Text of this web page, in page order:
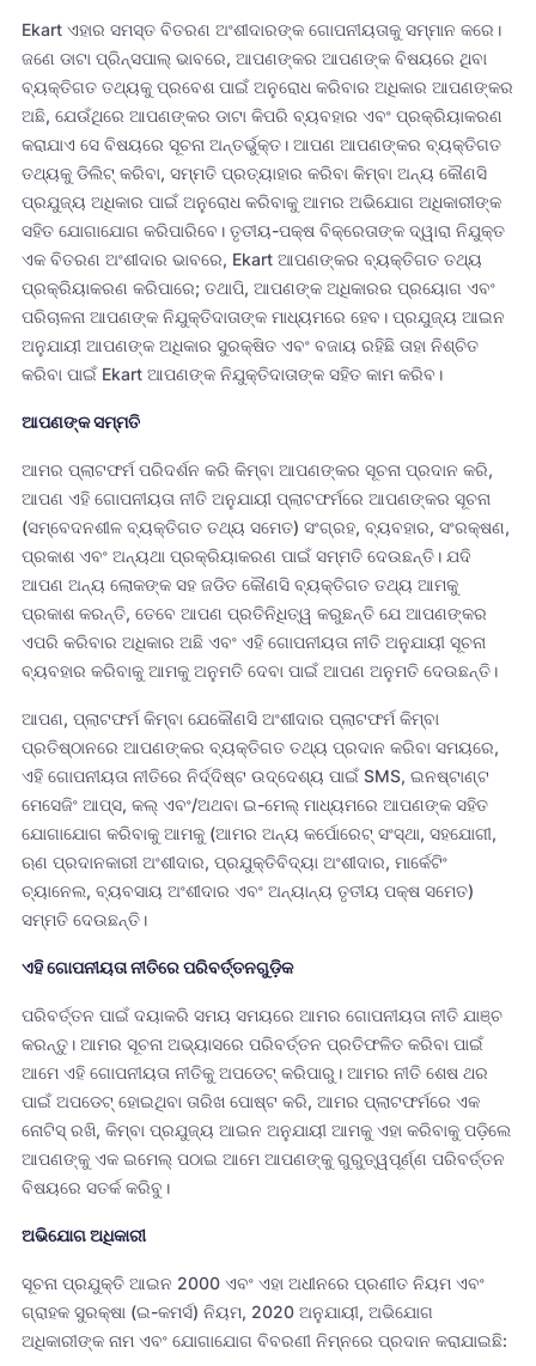
Ekart ଏହାର ସମସ୍ତ ବିତରଣ ଅଂଶୀଦାରଙ୍କ ଗୋପନୀୟତାକୁ ସମ୍ମାନ କରେ।
ଜଣେ ଡାଟା ପ୍ରିନ୍ସପାଲ୍ ଭାବରେ, ଆପଣଙ୍କର ଆପଣଙ୍କ ବିଷୟରେ ଥିବା
ବ୍ୟକ୍ତିଗତ ତଥ୍ୟକୁ ପ୍ରବେଶ ପାଇଁ ଅନୁରୋଧ କରିବାର ଅଧିକାର ଆପଣଙ୍କର
ଅଛି, ଯେଉଁଥିରେ ଆପଣଙ୍କର ଡାଟା କିପରି ବ୍ୟବହାର ଏବଂ ପ୍ରକ୍ରିୟାକରଣ
କରାଯାଏ ସେ ବିଷୟରେ ସୂଚନା ଅନ୍ତର୍ଭୁକ୍ତ। ଆପଣ ଆପଣଙ୍କର ବ୍ୟକ୍ତିଗତ
ତଥ୍ୟକୁ ଡିଲିଟ୍ କରିବା, ସମ୍ମତି ପ୍ରତ୍ୟାହାର କରିବା କିମ୍ବା ଅନ୍ୟ କୌଣସି
ପ୍ରଯୁଜ୍ୟ ଅଧିକାର ପାଇଁ ଅନୁରୋଧ କରିବାକୁ ଆମର ଅଭିଯୋଗ ଅଧିକାରୀଙ୍କ
ସହିତ ଯୋଗାଯୋଗ କରିପାରିବେ। ତୃତୀୟ-ପକ୍ଷ ବିକ୍ରେତାଙ୍କ ଦ୍ୱାରା ନିଯୁକ୍ତ
ଏକ ବିତରଣ ଅଂଶୀଦାର ଭାବରେ, Ekart ଆପଣଙ୍କର ବ୍ୟକ୍ତିଗତ ତଥ୍ୟ
ପ୍ରକ୍ରିୟାକରଣ କରିପାରେ; ତଥାପି, ଆପଣଙ୍କ ଅଧିକାରର ପ୍ରୟୋଗ ଏବଂ
ପରିଚାଳନା ଆପଣଙ୍କ ନିଯୁକ୍ତିଦାତାଙ୍କ ମାଧ୍ୟମରେ ହେବ। ପ୍ରଯୁଜ୍ୟ ଆଇନ
ଅନୁଯାୟୀ ଆପଣଙ୍କ ଅଧିକାର ସୁରକ୍ଷିତ ଏବଂ ବଜାୟ ରହିଛି ତାହା ନିଶ୍ଚିତ
କରିବା ପାଇଁ Ekart ଆପଣଙ୍କ ନିଯୁକ୍ତିଦାତାଙ୍କ ସହିତ କାମ କରିବ।
ଆପଣଙ୍କ ସମ୍ମତି
ଆମର ପ୍ଲାଟଫର୍ମ ପରିଦର୍ଶନ କରି କିମ୍ବା ଆପଣଙ୍କର ସୂଚନା ପ୍ରଦାନ କରି,
ଆପଣ ଏହି ଗୋପନୀୟତା ନୀତି ଅନୁଯାୟୀ ପ୍ଲାଟଫର୍ମରେ ଆପଣଙ୍କର ସୂଚନା
(ସମ୍ବେଦନଶୀଳ ବ୍ୟକ୍ତିଗତ ତଥ୍ୟ ସମେତ) ସଂଗ୍ରହ, ବ୍ୟବହାର, ସଂରକ୍ଷଣ,
ପ୍ରକାଶ ଏବଂ ଅନ୍ୟଥା ପ୍ରକ୍ରିୟାକରଣ ପାଇଁ ସମ୍ମତି ଦେଉଛନ୍ତି। ଯଦି
ଆପଣ ଅନ୍ୟ ଲୋକଙ୍କ ସହ ଜଡିତ କୌଣସି ବ୍ୟକ୍ତିଗତ ତଥ୍ୟ ଆମକୁ
ପ୍ରକାଶ କରନ୍ତି, ତେବେ ଆପଣ ପ୍ରତିନିଧିତ୍ୱ କରୁଛନ୍ତି ଯେ ଆପଣଙ୍କର
ଏପରି କରିବାର ଅଧିକାର ଅଛି ଏବଂ ଏହି ଗୋପନୀୟତା ନୀତି ଅନୁଯାୟୀ ସୂଚନା
ବ୍ୟବହାର କରିବାକୁ ଆମକୁ ଅନୁମତି ଦେବା ପାଇଁ ଆପଣ ଅନୁମତି ଦେଉଛନ୍ତି।
ଆପଣ, ପ୍ଲାଟଫର୍ମ କିମ୍ବା ଯେକୌଣସି ଅଂଶୀଦାର ପ୍ଲାଟଫର୍ମ କିମ୍ବା
ପ୍ରତିଷ୍ଠାନରେ ଆପଣଙ୍କର ବ୍ୟକ୍ତିଗତ ତଥ୍ୟ ପ୍ରଦାନ କରିବା ସମୟରେ,
ଏହି ଗୋପନୀୟତା ନୀତିରେ ନିର୍ଦ୍ଦିଷ୍ଟ ଉଦ୍ଦେଶ୍ୟ ପାଇଁ SMS, ଇନଷ୍ଟାଣ୍ଟ
ମେସେଜିଂ ଆପ୍ସ, କଲ୍ ଏବଂ/ଅଥବା ଇ-ମେଲ୍ ମାଧ୍ୟମରେ ଆପଣଙ୍କ ସହିତ
ଯୋଗାଯୋଗ କରିବାକୁ ଆମକୁ (ଆମର ଅନ୍ୟ କର୍ପୋରେଟ୍ ସଂସ୍ଥା, ସହଯୋଗୀ,
ଋଣ ପ୍ରଦାନକାରୀ ଅଂଶୀଦାର, ପ୍ରଯୁକ୍ତିବିଦ୍ୟା ଅଂଶୀଦାର, ମାର୍କେଟିଂ
ଚ୍ୟାନେଲ, ବ୍ୟବସାୟ ଅଂଶୀଦାର ଏବଂ ଅନ୍ୟାନ୍ୟ ତୃତୀୟ ପକ୍ଷ ସମେତ)
ସମ୍ମତି ଦେଉଛନ୍ତି।
ଏହି ଗୋପନୀୟତା ନୀତିରେ ପରିବର୍ତ୍ତନଗୁଡ଼ିକ
ପରିବର୍ତ୍ତନ ପାଇଁ ଦୟାକରି ସମୟ ସମୟରେ ଆମର ଗୋପନୀୟତା ନୀତି ଯାଞ୍ଚ
କରନ୍ତୁ। ଆମର ସୂଚନା ଅଭ୍ୟାସରେ ପରିବର୍ତ୍ତନ ପ୍ରତିଫଳିତ କରିବା ପାଇଁ
ଆମେ ଏହି ଗୋପନୀୟତା ନୀତିକୁ ଅପଡେଟ୍ କରିପାରୁ। ଆମର ନୀତି ଶେଷ ଥର
ପାଇଁ ଅପଡେଟ୍ ହୋଇଥିବା ତାରିଖ ପୋଷ୍ଟ କରି, ଆମର ପ୍ଲାଟଫର୍ମରେ ଏକ
ନୋଟିସ୍ ରଖି, କିମ୍ବା ପ୍ରଯୁଜ୍ୟ ଆଇନ ଅନୁଯାୟୀ ଆମକୁ ଏହା କରିବାକୁ ପଡ଼ିଲେ
ଆପଣଙ୍କୁ ଏକ ଇମେଲ୍ ପଠାଇ ଆମେ ଆପଣଙ୍କୁ ଗୁରୁତ୍ୱପୂର୍ଣ୍ଣ ପରିବର୍ତ୍ତନ
ବିଷୟରେ ସତର୍କ କରିବୁ।
ଅଭିଯୋଗ ଅଧିକାରୀ
ସୂଚନା ପ୍ରଯୁକ୍ତି ଆଇନ 2000 ଏବଂ ଏହା ଅଧୀନରେ ପ୍ରଣୀତ ନିୟମ ଏବଂ
ଗ୍ରାହକ ସୁରକ୍ଷା (ଇ-କମର୍ସ) ନିୟମ, 2020 ଅନୁଯାୟୀ, ଅଭିଯୋଗ
ଅଧିକାରୀଙ୍କ ନାମ ଏବଂ ଯୋଗାଯୋଗ ବିବରଣୀ ନିମ୍ନରେ ପ୍ରଦାନ କରାଯାଇଛି: